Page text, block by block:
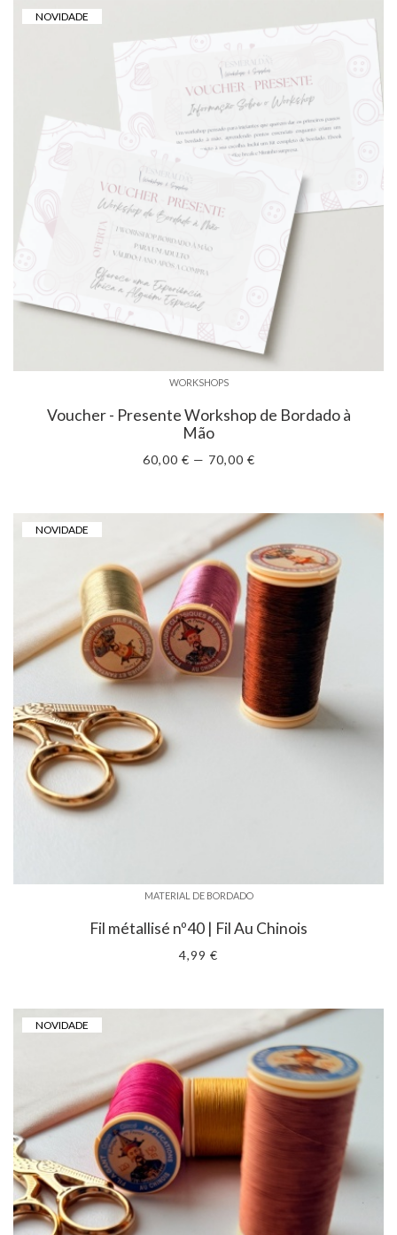
NOVIDADE
WORKSHOPS
Voucher - Presente Workshop de Bordado à
Mão
60,00 € — 70,00 €
NOVIDADE
MATERIAL DE BORDADO
Fil métallisé nº40 | Fil Au Chinois
4,99 €
NOVIDADE